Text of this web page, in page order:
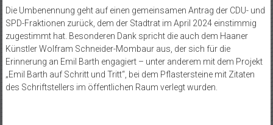
Die Umbenennung geht auf einen gemeinsamen Antrag der CDU- und
SPD-Fraktionen zurück, dem der Stadtrat im April 2024 einstimmig
zugestimmt hat. Besonderen Dank spricht die auch dem Haaner
Künstler Wolfram Schneider-Mombaur aus, der sich für die
Erinnerung an Emil Barth engagiert – unter anderem mit dem Projekt
„Emil Barth auf Schritt und Tritt“, bei dem Pflastersteine mit Zitaten
des Schriftstellers im öffentlichen Raum verlegt wurden.